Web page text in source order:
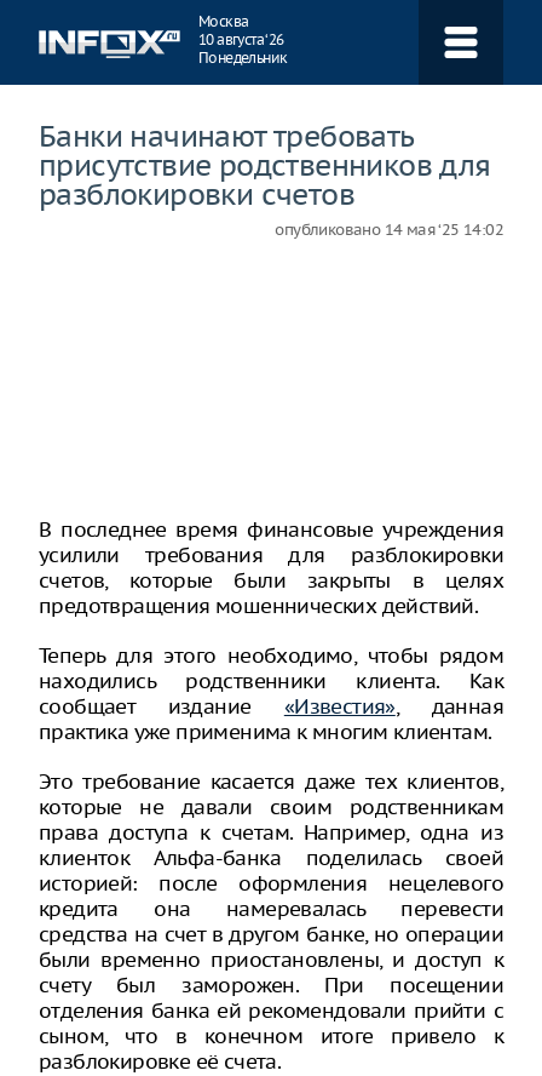
Москва
10 августа ‘26
Понедельник
Банки начинают требовать
присутствие родственников для
разблокировки счетов
опубликовано 14 мая ‘25 14:02
В последнее время финансовые учреждения
усилили требования для разблокировки
счетов, которые были закрыты в целях
предотвращения мошеннических действий.
Теперь для этого необходимо, чтобы рядом
находились родственники клиента. Как
сообщает издание «Известия», данная
практика уже применима к многим клиентам.
Это требование касается даже тех клиентов,
которые не давали своим родственникам
права доступа к счетам. Например, одна из
клиенток Альфа-банка поделилась своей
историей: после оформления нецелевого
кредита она намеревалась перевести
средства на счет в другом банке, но операции
были временно приостановлены, и доступ к
счету был заморожен. При посещении
отделения банка ей рекомендовали прийти с
сыном, что в конечном итоге привело к
разблокировке её счета.